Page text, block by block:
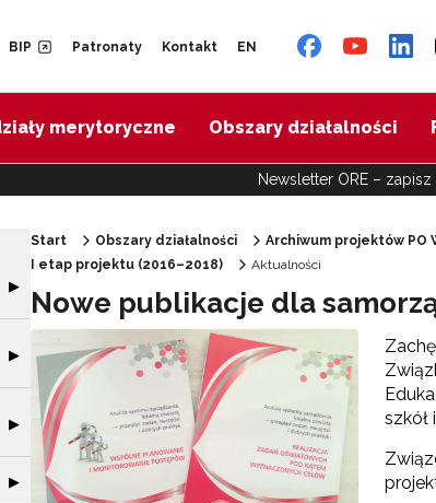
BIP Patronaty Kontakt EN
merytoryczne Obszary działalności
Newsletter ORE – zapisz
Rozwiń sekcję "Diagnoza psychologiczno-pedagogiczna"
▶
Rozwiń sekcję "Doradztwo zawodowe – przygotowanie trenerów"
▶
Rozwiń sekcję "Efektywne doradztwo edukacyjno-zawodowe"
▶
Rozwiń sekcję "Opracowanie modelu SCWEW"
▶
Start Obszary działalności Archiwum projektów PO
I etap projektu (2016–2018)
Aktualności
Nowe publikacje dla
szkół